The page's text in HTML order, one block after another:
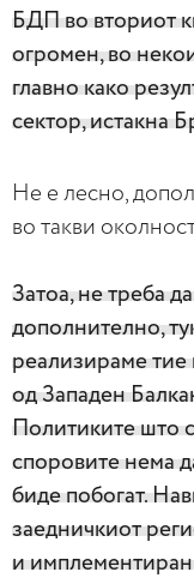
БДП во вториот
огромен, во
главно како
сектор, истакна
Не е лесно,
во такви
Затоа, не треба
дополнително,
реализираме
од Западен
Политиките што
споровите нема
биде побогат.
заедничкиот
и имплементиран